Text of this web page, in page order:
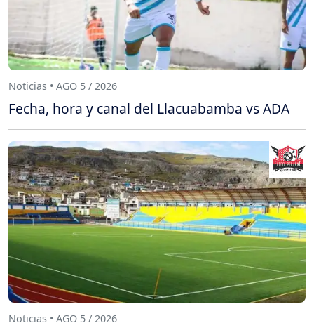
Noticias • AGO 5 / 2026
Fecha, hora y canal del Llacuabamba vs ADA
Noticias • AGO 5 / 2026